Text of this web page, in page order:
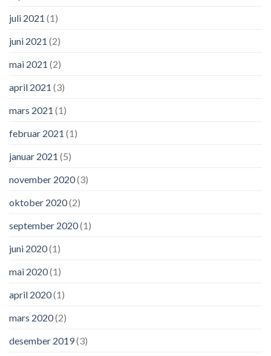
juli 2021 (1)
juni 2021 (2)
mai 2021 (2)
april 2021 (3)
mars 2021 (1)
februar 2021 (1)
januar 2021 (5)
november 2020(3)
oktober 2020(2)
september 2020(1)
juni 2020(1)
mai 2020(1)
april 2020(1)
mars 2020(2)
desember 2019(3)